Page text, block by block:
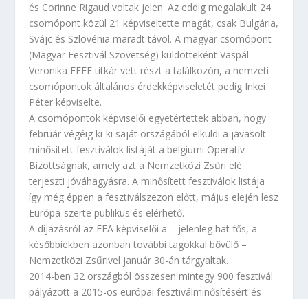
és Corinne Rigaud voltak jelen. Az eddig megalakult 24
csomópont közül 21 képviseltette magát, csak Bulgária,
Svájc és Szlovénia maradt távol. A magyar csomópont
(Magyar Fesztivál Szövetség) küldötteként Vaspál
Veronika EFFE titkár vett részt a találkozón, a nemzeti
csomópontok általános érdekképviseletét pedig Inkei
Péter képviselte.
A csomópontok képviselői egyetértettek abban, hogy
február végéig ki-ki saját országából elküldi a javasolt
minősített fesztiválok listáját a belgiumi Operatív
Bizottságnak, amely azt a Nemzetközi Zsűri elé
terjeszti jóváhagyásra. A minősített fesztiválok listája
így még éppen a fesztiválszezon előtt, május elején lesz
Európa-szerte publikus és elérhető.
A díjazásról az EFA képviselői a – jelenleg hat fős, a
későbbiekben azonban további tagokkal bővülő –
Nemzetközi Zsűrivel január 30-án tárgyaltak.
2014-ben 32 országból összesen mintegy 900 fesztivál
pályázott a 2015-ös európai fesztiválminősítésért és